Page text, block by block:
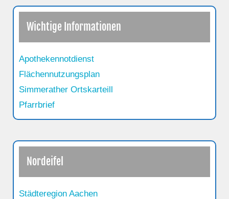
Wichtige Informationen
Apothekennotdienst
Flächennutzungsplan
Simmerather Ortskarteill
Pfarrbrief
Nordeifel
Städteregion Aachen